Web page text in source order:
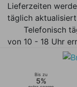
Lieferzeiten
täglich aktualisiert |
Telefonisch
von 10 - 18 Uhr
Bis zu
5%